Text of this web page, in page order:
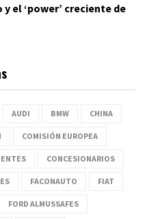
y el ‘power’ creciente de
AUDI BMW CHINA
COMISIÓN EUROPEA
CONCESIONARIOS
FACONAUTO FIAT
FORD ALMUSSAFES